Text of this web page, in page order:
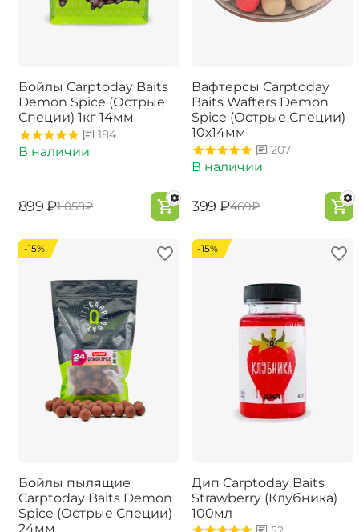
Бойлы Carptoday Baits
Demon Spice (Острые
Специи) 1кг 14мм
184
В наличии
‍899‍ ₽‍1 058‍₽
Вафтерсы Carptoday
Baits Wafters Demon
Spice (Острые Специи)
10х14мм
207
В наличии
‍399‍ ₽‍469‍₽
-15%
Бойлы пылящие
Carptoday Baits Demon
Spice (Острые Специи)
24мм
-15%
Дип Carptoday Baits
Strawberry (Клубника)
100мл